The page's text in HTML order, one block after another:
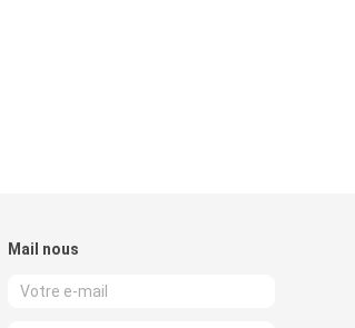
Mail nous